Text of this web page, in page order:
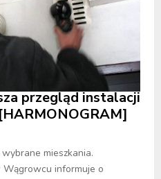
przegląd instalacji
mieszkania.
Wągrowcu informuje o